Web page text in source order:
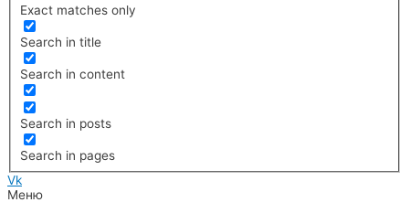
Exact matches only
Search in title
Search in content
Search in posts
Search in pages
Vk
Меню